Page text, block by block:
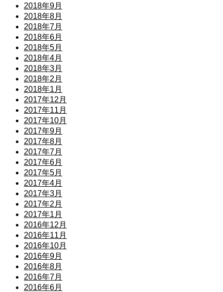
2018年9月
2018年8月
2018年7月
2018年6月
2018年5月
2018年4月
2018年3月
2018年2月
2018年1月
2017年12月
2017年11月
2017年10月
2017年9月
2017年8月
2017年7月
2017年6月
2017年5月
2017年4月
2017年3月
2017年2月
2017年1月
2016年12月
2016年11月
2016年10月
2016年9月
2016年8月
2016年7月
2016年6月